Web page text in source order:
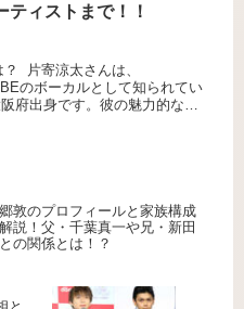
ティストまで！！
片寄涼太さんは、
のボーカルとして知られてい
府出身です。彼の魅力的な歌
敦のプロフィールと家族構成
説！父・千葉真一や兄・新田
の関係とは！？